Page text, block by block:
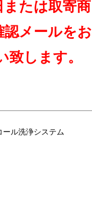
たは取寄商
認メールをお
します。
ール洗浄システム